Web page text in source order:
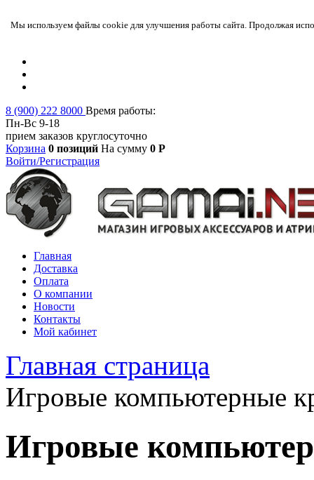
Мы используем файлы cookie для улучшения работы сайта. Продолжая
8 (900) 222 8000 Время работы:
Пн-Вс 9-18
прием заказов круглосуточно
Корзина 0 позиций На сумму 0 Р
Войти/Регистрация
Главная
Доставка
Оплата
О компании
Новости
Контакты
Мой кабинет
Главная страница
Игровые компьютерные
Игровые